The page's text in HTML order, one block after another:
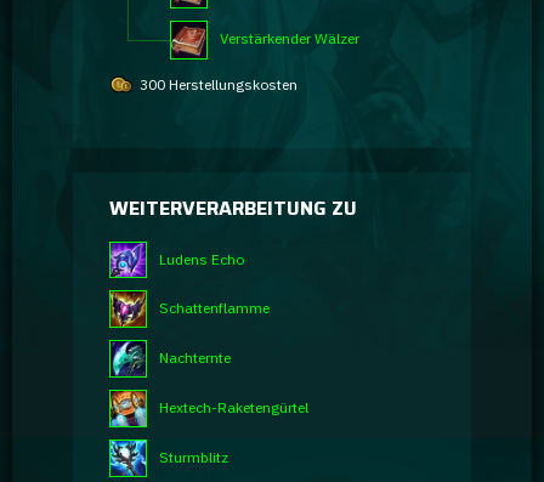
Verstärkender Wälzer
300 Herstellungskosten
WEITERVERARBEITUNG ZU
Ludens Echo
Schattenflamme
Nachternte
Hextech-Raketengürtel
Sturmblitz